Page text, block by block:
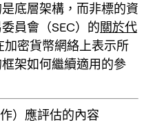
底層架構，而非標的資
員會（SEC）的關於代
加密貨幣網絡上表示所
架如何繼續適用的參
）應評估的內容